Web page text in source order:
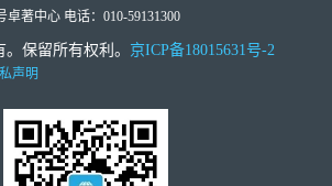
著中心 电话：010-59131300
保留所有权利。 京ICP备18015631号-2
声明